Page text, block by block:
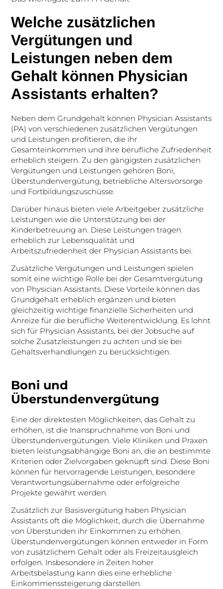
Welche zusätzlichen
Vergütungen und
Leistungen neben dem
Gehalt können Physician
Assistants erhalten?
Neben dem Grundgehalt können Physician Assistants
(PA) von verschiedenen zusätzlichen Vergütungen
und Leistungen profitieren, die ihr
Gesamteinkommen und ihre berufliche Zufriedenheit
erheblich steigern. Zu den gängigsten zusätzlichen
Vergütungen und Leistungen gehören Boni,
Überstundenvergütung, betriebliche Altersvorsorge
und Fortbildungszuschüsse.
Darüber hinaus bieten viele Arbeitgeber zusätzliche
Leistungen wie die Unterstützung bei der
Kinderbetreuung an. Diese Leistungen tragen
erheblich zur Lebensqualität und
Arbeitszufriedenheit der Physician Assistants bei.
Zusätzliche Vergütungen und Leistungen spielen
somit eine wichtige Rolle bei der Gesamtvergütung
von Physician Assistants. Diese Vorteile können das
Grundgehalt erheblich ergänzen und bieten
gleichzeitig wichtige finanzielle Sicherheiten und
Anreize für die berufliche Weiterentwicklung. Es lohnt
sich für Physician Assistants, bei der Jobsuche auf
solche Zusatzleistungen zu achten und sie bei
Gehaltsverhandlungen zu berücksichtigen.
Boni und
Überstundenvergütung
Eine der direktesten Möglichkeiten, das Gehalt zu
erhöhen, ist die Inanspruchnahme von Boni und
Überstundenvergütungen. Viele Kliniken und Praxen
bieten leistungsabhängige Boni an, die an bestimmte
Kriterien oder Zielvorgaben geknüpft sind. Diese Boni
können für hervorragende Leistungen, besondere
Verantwortungsübernahme oder erfolgreiche
Projekte gewährt werden.
Zusätzlich zur Basisvergütung haben Physician
Assistants oft die Möglichkeit, durch die Übernahme
von Überstunden ihr Einkommen zu erhöhen.
Überstundenvergütungen können entweder in Form
von zusätzlichem Gehalt oder als Freizeitausgleich
erfolgen. Insbesondere in Zeiten hoher
Arbeitsbelastung kann dies eine erhebliche
Einkommenssteigerung darstellen.